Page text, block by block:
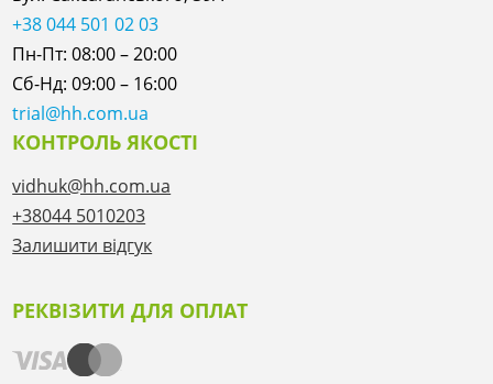
+38 044 501 02 03
Пн-Пт: 08:00 – 20:00
Сб-Нд: 09:00 – 16:00
trial@hh.com.ua
КОНТРОЛЬ ЯКОСТІ
vidhuk@hh.com.ua
+38044 5010203
Залишити відгук
РЕКВІЗИТИ ДЛЯ ОПЛАТ